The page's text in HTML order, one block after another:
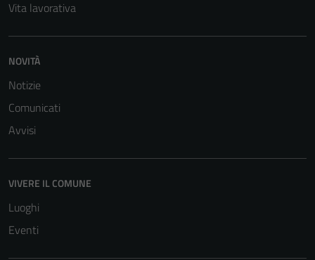
Vita lavorativa
NOVITÀ
Notizie
Comunicati
Avvisi
VIVERE IL COMUNE
Luoghi
Eventi